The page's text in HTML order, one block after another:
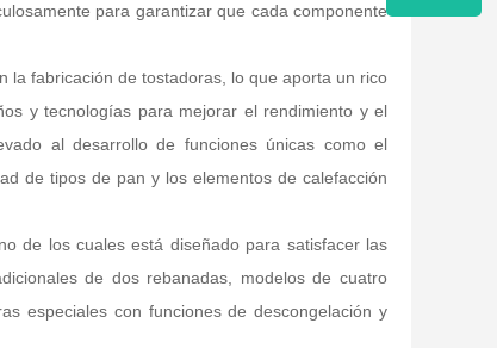
para garantizar que cada componente
la fabricación de tostadoras, lo que aporta un rico
y tecnologías para mejorar el rendimiento y el
al desarrollo de funciones únicas como el
de tipos de pan y los elementos de calefacción
de los cuales está diseñado para satisfacer las
de dos rebanadas, modelos de cuatro
especiales con funciones de descongelación y